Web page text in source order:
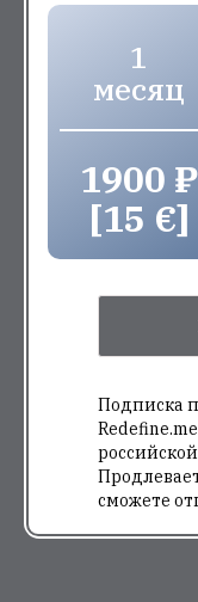
1
месяц
1900 ₽
[15 €]
Подписка
сможете